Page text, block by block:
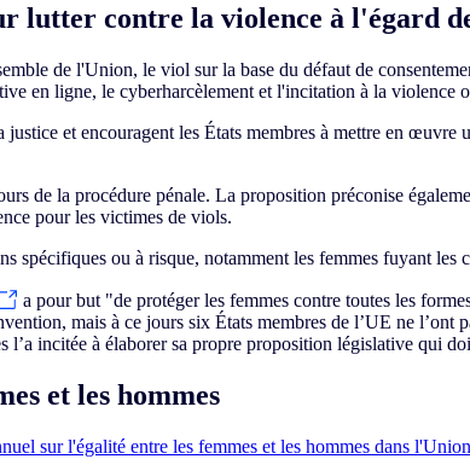
lutter contre la violence à l'égard
de l'Union, le viol sur la base du défaut de
en ligne, le cyberharcèlement et l'incitation à la violence
et encouragent les États membres à mettre en
de la procédure pénale. La proposition préconise
pour les victimes de viols.
spécifiques ou à risque, notamment les femmes fuyant les
a pour but "de protéger les femmes contre toutes les
mais à ce jours six États membres de l’UE ne l’ont
l’a incitée à élaborer sa propre proposition législative qui
et les hommes
sur l'égalité entre les femmes et les hommes dans